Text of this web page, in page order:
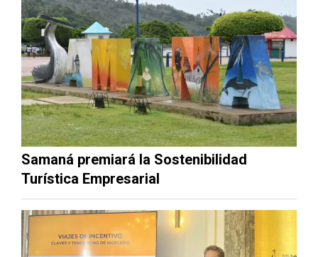
Samaná premiará la Sostenibilidad
Turística Empresarial